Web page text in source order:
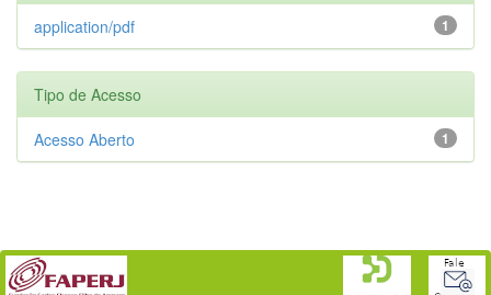
1
application/pdf
Tipo de Acesso
1
Acesso Aberto